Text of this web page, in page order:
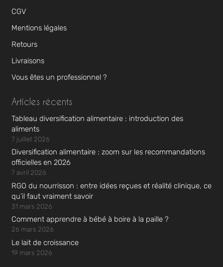
CGV
Mentions légales
Retours
Livraisons
Vous êtes un professionnel ?
Articles récents
Tableau diversification alimentaire : introduction des
aliments
7 juillet 2026
Diversification alimentaire : zoom sur les recommandations
officielles en 2026
7 avril 2026
RGO du nourrisson : entre idées reçues et réalité clinique, ce
qu’il faut vraiment savoir
31 mars 2026
Comment apprendre à bébé à boire à la paille ?
26 mars 2026
Le lait de croissance
19 mars 2026